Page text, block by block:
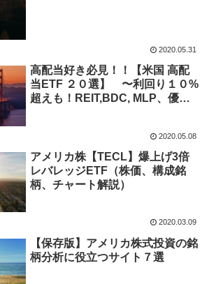
2020.05.31
高配当好き必見！！【米国 高配
当ETF ２０選】 〜利回り１０%
超えも！REIT,BDC, MLP、優先
2020.05.08
アメリカ株【TECL】爆上げ3倍
レバレッジETF（株価、構成銘
柄、チャート解説）
2020.03.09
【保存版】アメリカ株式投資の銘
柄分析に役立つサイト７選